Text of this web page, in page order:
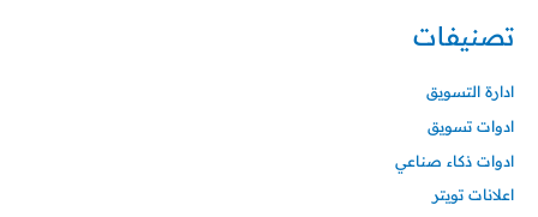
تصنيفات
ادارة التسويق
ادوات تسويق
ادوات ذكاء صناعي
اعلانات تويتر